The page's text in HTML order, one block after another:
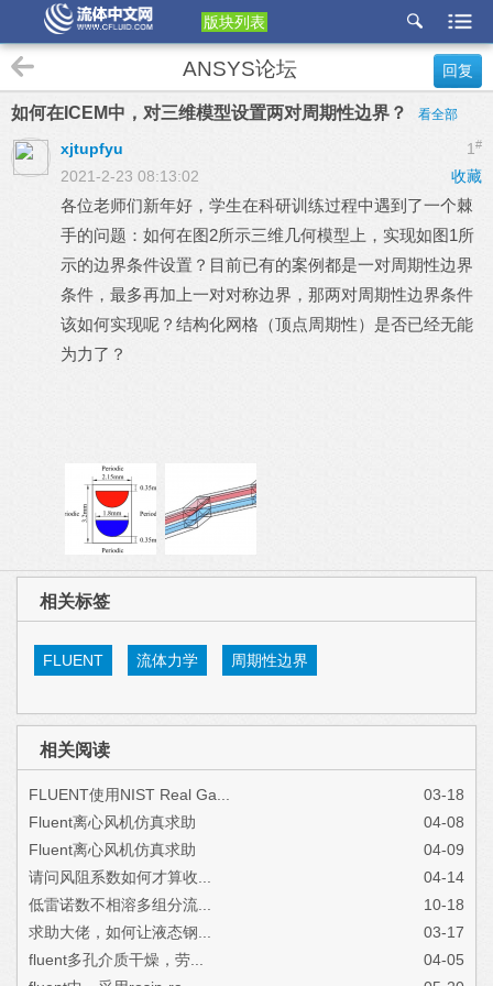
版块列表
etu
p
回复
ANSYS论坛
如何在ICEM中，对三维模型设置两对周期性边界？ 看全部
1 #
xjtupfyu
收藏
2021-2-23 08:13:02
各位老师们新年好，学生在科研训练过程中遇到了一个棘
手的问题：如何在图2所示三维几何模型上，实现如图1所
示的边界条件设置？目前已有的案例都是一对周期性边界
条件，最多再加上一对对称边界，那两对周期性边界条件
该如何实现呢？结构化网格（顶点周期性）是否已经无能
为力了？
相关标签
FLUENT 流体力学 周期性边界
相关阅读
FLUENT使用NIST Real Ga...
03-18
Fluent离心风机仿真求助
04-08
Fluent离心风机仿真求助
04-09
请问风阻系数如何才算收...
04-14
低雷诺数不相溶多组分流...
10-18
求助大佬，如何让液态钢...
03-17
fluent多孔介质干燥，劳...
04-05